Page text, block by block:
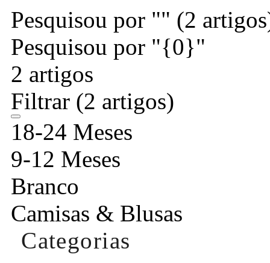
Pesquisou por "" (2
Pesquisou por "{0}"
2 artigos
Filtrar (2 artigos)
18-24 Meses
9-12 Meses
Branco
Camisas & Blusas
Categorias